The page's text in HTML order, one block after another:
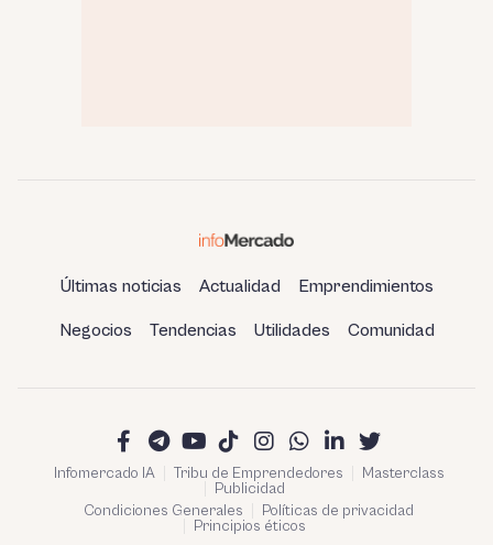
Últimas noticias Actualidad Emprendimientos
Negocios Tendencias Utilidades Comunidad
Infomercado IA Tribu de Emprendedores
Masterclass
Publicidad
Condiciones Generales
Políticas de privacidad
Principios éticos